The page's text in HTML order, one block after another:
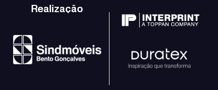
Realização